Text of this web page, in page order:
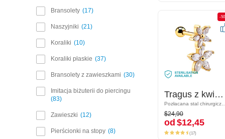
Bransolety 17
Naszyjniki 21
Koraliki 10
Koraliki płaskie 37
Bransolety z zawieszkami 30
Imitacja biżuterii do piercingu
83
Zawieszki 12
Pierścionki na stopy 8
-50%
Tragus z kwiatem i kryształami
Pozłacana stal chirurgiczna 316L
$24,90
od$12,45
-
Tragus z kwiatem i kryształami
Pozłacana stal chirurgiczna 316L
$24,90
od $12,45
(17)